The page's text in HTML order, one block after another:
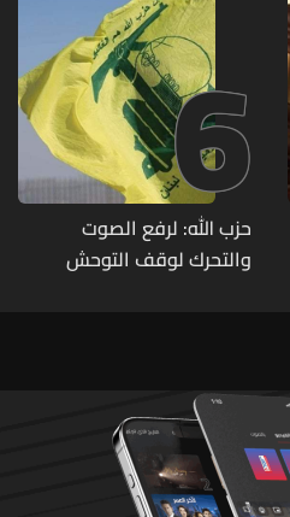
6
حزب الله: لرفع الصوت
والتحرك لوقف التوحش